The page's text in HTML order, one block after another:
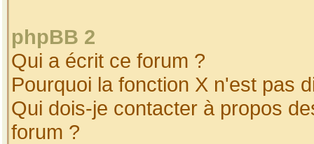
phpBB 2
Qui a écrit ce forum ?
Pourquoi la fonction X n'est pas
Qui dois-je contacter à propos
forum ?